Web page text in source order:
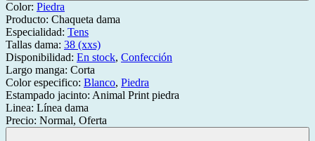
Color: Piedra
Producto: Chaqueta dama
Especialidad: Tens
Tallas dama: 38 (xxs)
Disponibilidad: En stock, Confección
Largo manga: Corta
Color especifico: Blanco, Piedra
Estampado jacinto: Animal Print piedra
Linea: Línea dama
Precio: Normal, Oferta